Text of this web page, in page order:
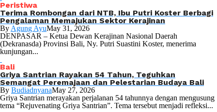
Peristiwa
Terima Rombongan dari NTB, Ibu Putri Koster Berbagi
Pengalaman Memajukan Sektor Kerajinan
By Agung AyuMay 31, 2026
DENPASAR – Ketua Dewan Kerajinan Nasional Daerah
(Dekranasda) Provinsi Bali, Ny. Putri Suastini Koster, menerima
kunjungan...
Bali
Griya Santrian Rayakan 54 Tahun, Teguhkan
Semangat Peremajaan dan Pelestarian Budaya Bali
By BudiadnyanaMay 27, 2026
Griya Santrian merayakan perjalanan 54 tahunnya dengan mengusung
tema “Rejuvenating Griya Santrian”. Tema tersebut menjadi refleksi...